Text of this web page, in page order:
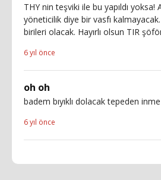
THY nin teşviki ile bu yapıldı yoksa!
yöneticilik diye bir vasfı
birileri olacak. Hayırlı olsun TIR
6 yıl önce
oh oh
badem bıyıklı dolacak tepeden inme
6 yıl önce